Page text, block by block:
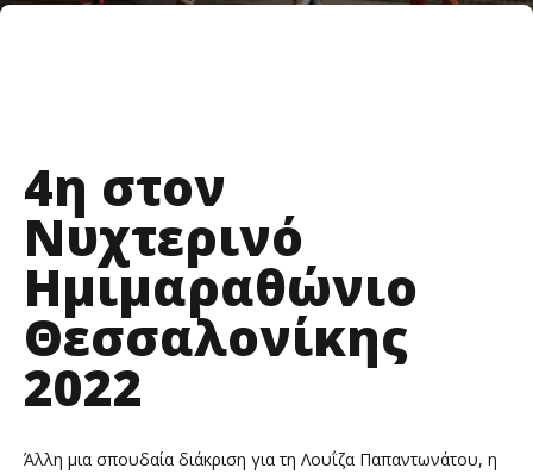
4η στον
Νυχτερινό
Ημιμαραθώνιο
Θεσσαλονίκης
2022
Άλλη μια σπουδαία διάκριση για τη Λουΐζα Παπαντωνάτου, η